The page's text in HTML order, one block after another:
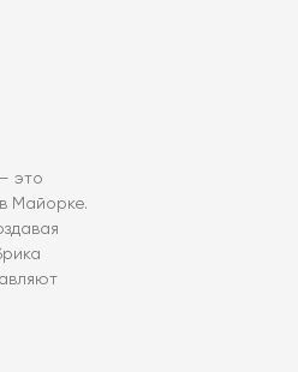
это
Майорке.